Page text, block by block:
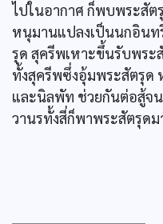
ไปในอากาศ ก็พบพระสัต
หนุมานแปลงเป็นนกอินท
รุด สุครีพเหาะขึ้นรับพระ
ทั้งสุครีพซึ่งอุ้มพระสัตรุด
และนิลพัท ช่วยกันต่อสู้จ
วานรทั้งสี่ก็พาพระสัตรุดม